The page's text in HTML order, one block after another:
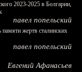
2023-2025 в Болгарии,
павел попельский
жертв сталинских
павел попельский
Евгений Афанасьев